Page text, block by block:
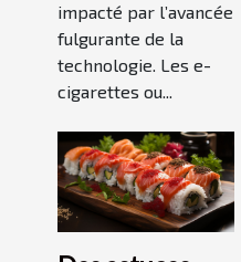
impacté par l’avancée
fulgurante de la
technologie. Les e-
cigarettes ou...